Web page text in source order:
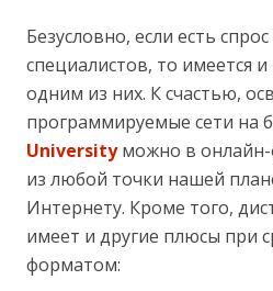
Безусловно, если есть
специалистов, то имеется
одним из них. К счастью,
программируемые сети на
Universityможно в
из любой точки нашей
Интернету. Кроме того,
имеет и другие плюсы при
форматом: